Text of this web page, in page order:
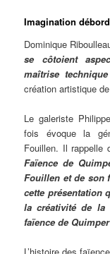
Imagination
Dominique
se côtoient
maîtrise
création artistique
Le galeriste
fois évoque la
Fouillen. Il rappelle
Faïence de
Fouillen et de son
cette présentation
la créativité de la
faïence de